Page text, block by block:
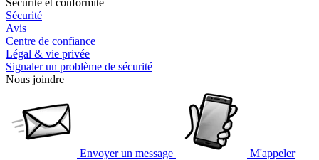
Sécurité et conformité
Sécurité
Avis
Centre de confiance
Légal & vie privée
Signaler un problème de sécurité
Nous joindre
Envoyer un message M'appeler